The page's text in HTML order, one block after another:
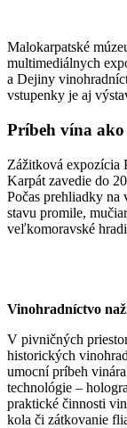
Malokarpatské
multimediálnych
a Dejiny
vstupenky je aj
Príbeh vína ako
Zážitková expozícia
Karpát zavedie do
Počas prehliadky na
stavu promile,
veľkomoravské
Vinohradníctvo
V pivničných
historických
umocní príbeh
technológie –
praktické činnosti
kola či zátkovanie